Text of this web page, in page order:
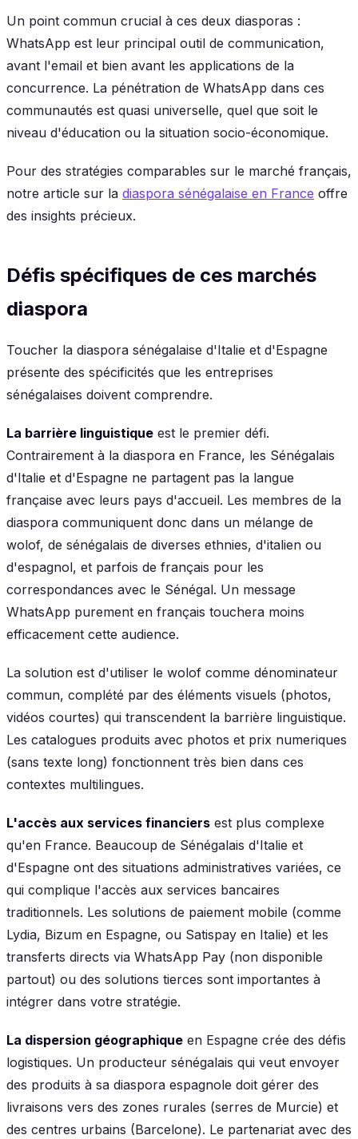
Un point commun crucial à ces deux diasporas :
WhatsApp est leur principal outil de communication,
avant l'email et bien avant les applications de la
concurrence. La pénétration de WhatsApp dans ces
communautés est quasi universelle, quel que soit le
niveau d'éducation ou la situation socio-économique.
Pour des stratégies comparables sur le marché français,
notre article sur la diaspora sénégalaise en France offre
des insights précieux.
Défis spécifiques de ces marchés
diaspora
Toucher la diaspora sénégalaise d'Italie et d'Espagne
présente des spécificités que les entreprises
sénégalaises doivent comprendre.
La barrière linguistique est le premier défi.
Contrairement à la diaspora en France, les Sénégalais
d'Italie et d'Espagne ne partagent pas la langue
française avec leurs pays d'accueil. Les membres de la
diaspora communiquent donc dans un mélange de
wolof, de sénégalais de diverses ethnies, d'italien ou
d'espagnol, et parfois de français pour les
correspondances avec le Sénégal. Un message
WhatsApp purement en français touchera moins
efficacement cette audience.
La solution est d'utiliser le wolof comme dénominateur
commun, complété par des éléments visuels (photos,
vidéos courtes) qui transcendent la barrière linguistique.
Les catalogues produits avec photos et prix numeriques
(sans texte long) fonctionnent très bien dans ces
contextes multilingues.
L'accès aux services financiers est plus complexe
qu'en France. Beaucoup de Sénégalais d'Italie et
d'Espagne ont des situations administratives variées, ce
qui complique l'accès aux services bancaires
traditionnels. Les solutions de paiement mobile (comme
Lydia, Bizum en Espagne, ou Satispay en Italie) et les
transferts directs via WhatsApp Pay (non disponible
partout) ou des solutions tierces sont importantes à
intégrer dans votre stratégie.
La dispersion géographique en Espagne crée des défis
logistiques. Un producteur sénégalais qui veut envoyer
des produits à sa diaspora espagnole doit gérer des
livraisons vers des zones rurales (serres de Murcie) et
des centres urbains (Barcelone). Le partenariat avec des